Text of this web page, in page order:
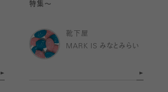
特集〜
靴下屋
MARK IS みなとみらい